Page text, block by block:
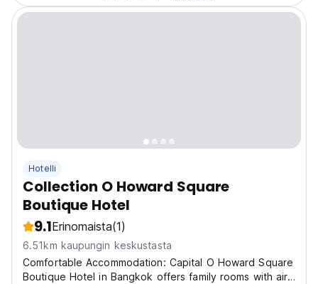
Hotelli
Collection O Howard Square
Boutique Hotel
9.1Erinomaista(1)
6.51km kaupungin keskustasta
Comfortable Accommodation: Capital O Howard Square
Boutique Hotel in Bangkok offers family rooms with air-